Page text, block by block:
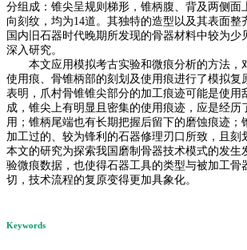
分组成：锥尖呈规则梯形，锥柄腹、背及两侧面
向刻纹，均为14道。其独特的造型以及其表面整
国内旧石器时代晚期所发现的骨器材料中较为少
深入研究。
本文应用模拟考古实验和微痕分析的方法，
使用痕、骨锥柄部的刻划及使用痕进行了模拟复
表明，爪村骨锥锥尖部分的加工痕迹可能是使用
成，锥尖上有明显且密集的使用痕迹，应是经历
用；锥柄尾端也有长期把握后留下的磨蚀痕迹；
加工过的、较为锋利的石器修理刃口所致，且刻
本文的研究为探索我国磨制骨器技术模式的发生
验微痕数据，也使得石器工具的类型与被加工骨
切，技术流程的复原变得更加具象化。
Keywords